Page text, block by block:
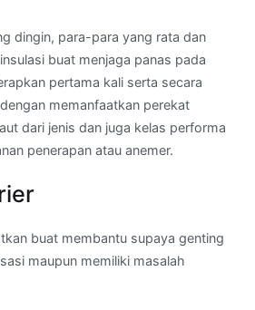
dingin, para-para yang rata dan
buat menjaga panas pada
pertama kali serta secara
memanfaatkan perekat
dari jenis dan juga kelas performa
penerapan atau anemer.
buat membantu supaya genting
maupun memiliki masalah